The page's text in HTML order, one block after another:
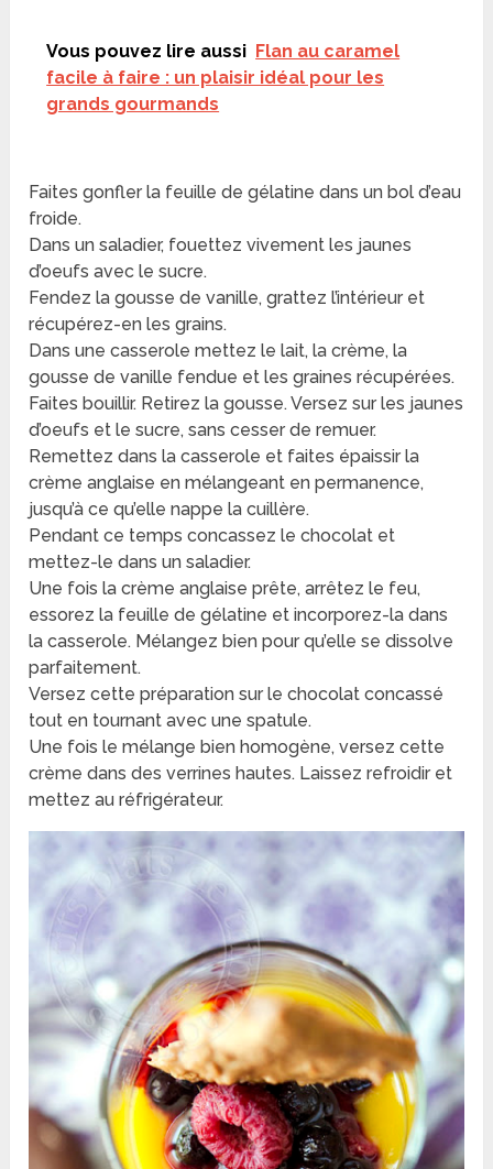
Vous pouvez lire aussi Flan au caramel
facile à faire : un plaisir idéal pour les
grands gourmands
Faites gonfler la feuille de gélatine dans un bol d’eau
froide.
Dans un saladier, fouettez vivement les jaunes
d’oeufs avec le sucre.
Fendez la gousse de vanille, grattez l’intérieur et
récupérez-en les grains.
Dans une casserole mettez le lait, la crème, la
gousse de vanille fendue et les graines récupérées.
Faites bouillir. Retirez la gousse. Versez sur les jaunes
d’oeufs et le sucre, sans cesser de remuer.
Remettez dans la casserole et faites épaissir la
crème anglaise en mélangeant en permanence,
jusqu’à ce qu’elle nappe la cuillère.
Pendant ce temps concassez le chocolat et
mettez-le dans un saladier.
Une fois la crème anglaise prête, arrêtez le feu,
essorez la feuille de gélatine et incorporez-la dans
la casserole. Mélangez bien pour qu’elle se dissolve
parfaitement.
Versez cette préparation sur le chocolat concassé
tout en tournant avec une spatule.
Une fois le mélange bien homogène, versez cette
crème dans des verrines hautes. Laissez refroidir et
mettez au réfrigérateur.